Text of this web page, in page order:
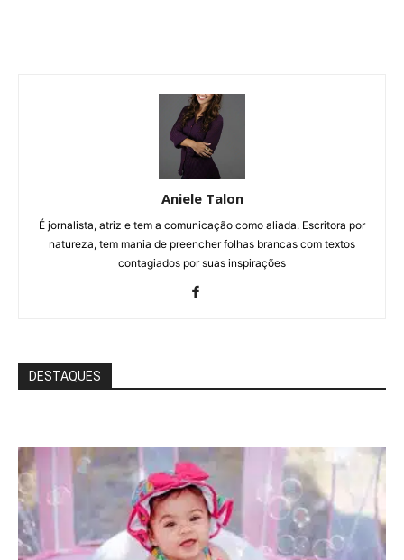
Aniele Talon
É jornalista, atriz e tem a comunicação como aliada. Escritora por
natureza, tem mania de preencher folhas brancas com textos
contagiados por suas inspirações
DESTAQUES